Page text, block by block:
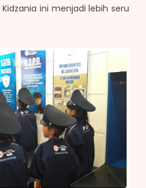
Kidzania ini menjadi lebih seru